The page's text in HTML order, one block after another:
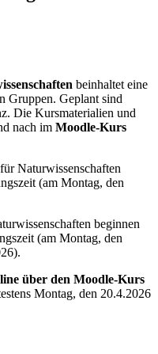
beinhaltet eine
Gruppen. Geplant sind
Die Kursmaterialien und
nach im Moodle-Kurs
Naturwissenschaften
(am Montag, den
beginnen
(am Montag, den
über den Moodle-Kurs
Montag, den 20.4.2026